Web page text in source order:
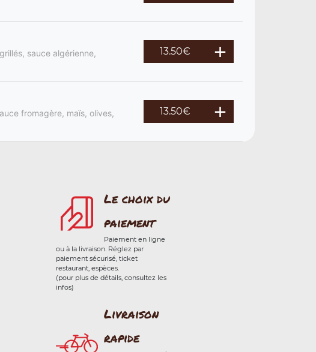
sauce algérienne,
13.50€
fromagère, maïs, olives,
13.50€
Le choix du
paiement
Paiement en ligne
ou à la livraison. Réglez par
paiement sécurisé, ticket
restaurant, espèces.
(pour plus de détails, consultez les
infos)
Livraison
rapide